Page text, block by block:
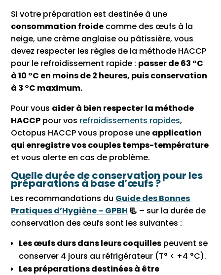
Si votre préparation est destinée à une
consommation froide comme des œufs à la
neige, une crème anglaise ou pâtissière, vous
devez respecter les règles de la méthode HACCP
pour le refroidissement rapide : passer de 63 °C
à 10 °C en moins de 2 heures, puis conservation
à 3 °C maximum.
Pour vous aider à bien respecter la méthode
HACCP pour vos refroidissements rapides,
Octopus HACCP vous propose une application
qui enregistre vos couples temps-température
et vous alerte en cas de problème.
Quelle durée de conservation pour les
préparations à base d’œufs ?
Les recommandations du Guide des Bonnes
Pratiques d’Hygiène – GPBH 📃 – sur la durée de
conservation des œufs sont les suivantes :
Les œufs durs dans leurs coquilles peuvent se
conserver 4 jours au réfrigérateur (T° < +4 °C).
Les préparations destinées à être